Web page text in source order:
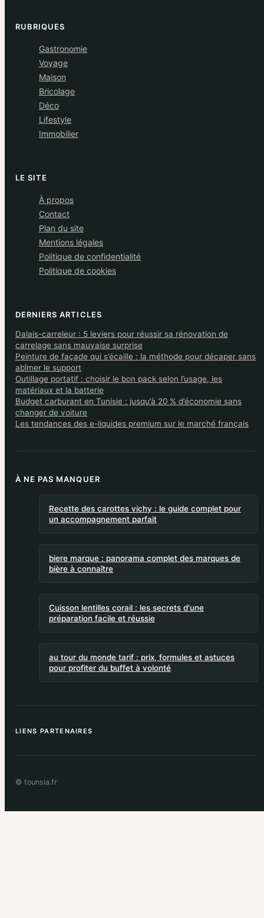
RUBRIQUES
Gastronomie
Voyage
Maison
Bricolage
Déco
Lifestyle
Immobilier
LE SITE
À propos
Contact
Plan du site
Mentions légales
Politique de confidentialité
Politique de cookies
DERNIERS ARTICLES
Dalais-carreleur : 5 leviers pour réussir sa rénovation de
carrelage sans mauvaise surprise
Peinture de façade qui s’écaille : la méthode pour décaper sans
abîmer le support
Outillage portatif : choisir le bon pack selon l’usage, les
matériaux et la batterie
Budget carburant en Tunisie : jusqu’à 20 % d’économie sans
changer de voiture
Les tendances des e-liquides premium sur le marché français
À NE PAS MANQUER
Recette des carottes vichy : le guide complet pour
un accompagnement parfait
biere marque : panorama complet des marques de
bière à connaître
Cuisson lentilles corail : les secrets d'une
préparation facile et réussie
au tour du monde tarif : prix, formules et astuces
pour profiter du buffet à volonté
LIENS PARTENAIRES
© tounsia.fr